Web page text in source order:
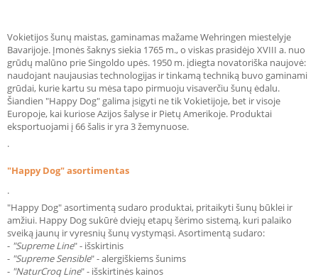
Vokietijos šunų maistas, gaminamas mažame Wehringen miestelyje
Bavarijoje. Įmonės šaknys siekia 1765 m., o viskas prasidėjo XVIII a. nuo
grūdų malūno prie Singoldo upės. 1950 m. įdiegta novatoriška naujovė:
naudojant naujausias technologijas ir tinkamą techniką buvo gaminami
grūdai, kurie kartu su mėsa tapo pirmuoju visaverčiu šunų ėdalu.
Šiandien "Happy Dog" galima įsigyti ne tik Vokietijoje, bet ir visoje
Europoje, kai kuriose Azijos šalyse ir Pietų Amerikoje. Produktai
eksportuojami į 66 šalis ir yra 3 žemynuose.
.
"Happy Dog" asortimentas
.
"Happy Dog" asortimentą sudaro produktai, pritaikyti šunų būklei ir
amžiui. Happy Dog sukūrė dviejų etapų šėrimo sistemą, kuri palaiko
sveiką jaunų ir vyresnių šunų vystymąsi. Asortimentą sudaro:
- "Supreme Line" - išskirtinis
- "Supreme Sensible" - alergiškiems šunims
- "NaturCroq Line" - išskirtinės kainos